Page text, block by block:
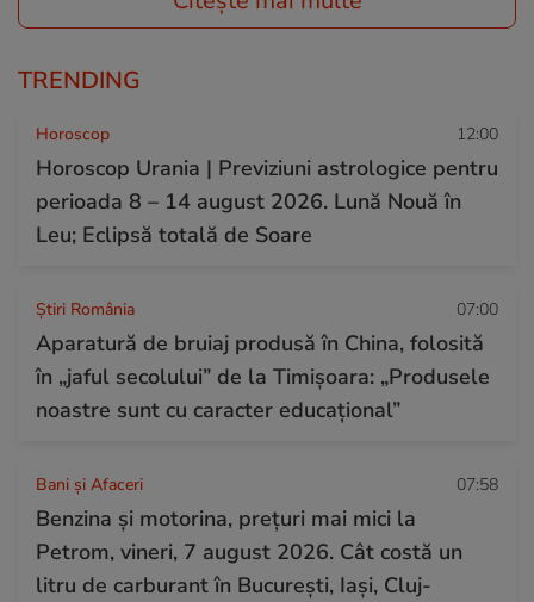
TRENDING
Horoscop 12:00
Horoscop Urania | Previziuni astrologice pentru
perioada 8 – 14 august 2026. Lună Nouă în
Leu; Eclipsă totală de Soare
Știri România 07:00
Aparatură de bruiaj produsă în China, folosită
în „jaful secolului” de la Timișoara: „Produsele
noastre sunt cu caracter educațional”
Bani și Afaceri 07:58
Benzina și motorina, prețuri mai mici la
Petrom, vineri, 7 august 2026. Cât costă un
litru de carburant în București, Iași, Cluj-